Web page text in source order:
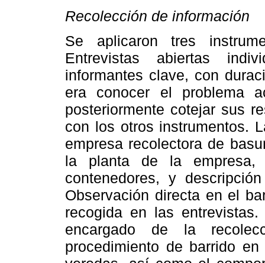
Recolección de información
Se aplicaron tres
Entrevistas abiertas
informantes clave, con
era conocer el problema
posteriormente cotejar sus
con los otros instrumentos.
empresa recolectora de
la planta de la
contenedores, y
Observación directa en el
recogida en las
encargado de la
procedimiento de barrido